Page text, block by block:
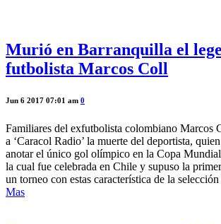
Murió en Barranquilla el
futbolista Marcos Coll
Jun 6 2017 07:01 am 0
Familiares del exfutbolista colombiano Marcos
a ‘Caracol Radio’ la muerte del deportista,
anotar el único gol olímpico en la Copa
la cual fue celebrada en Chile y supuso la
un torneo con estas característica de la
Mas